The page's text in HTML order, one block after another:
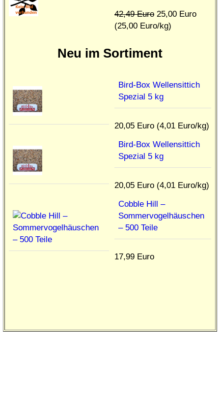
42,49 Euro 25,00 Euro
(25,00 Euro/kg)
Neu im Sortiment
Bird-Box Wellensittich
Spezial 5 kg
20,05 Euro (4,01 Euro/kg)
Bird-Box Wellensittich
Spezial 5 kg
20,05 Euro (4,01 Euro/kg)
Cobble Hill –
Sommervogelhäuschen
– 500 Teile
17,99 Euro